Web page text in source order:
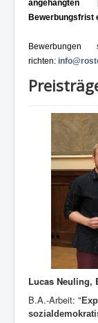
Bewerbungsfrist
richten:
Lucas Neuling,
B.A.-Arbeit: "